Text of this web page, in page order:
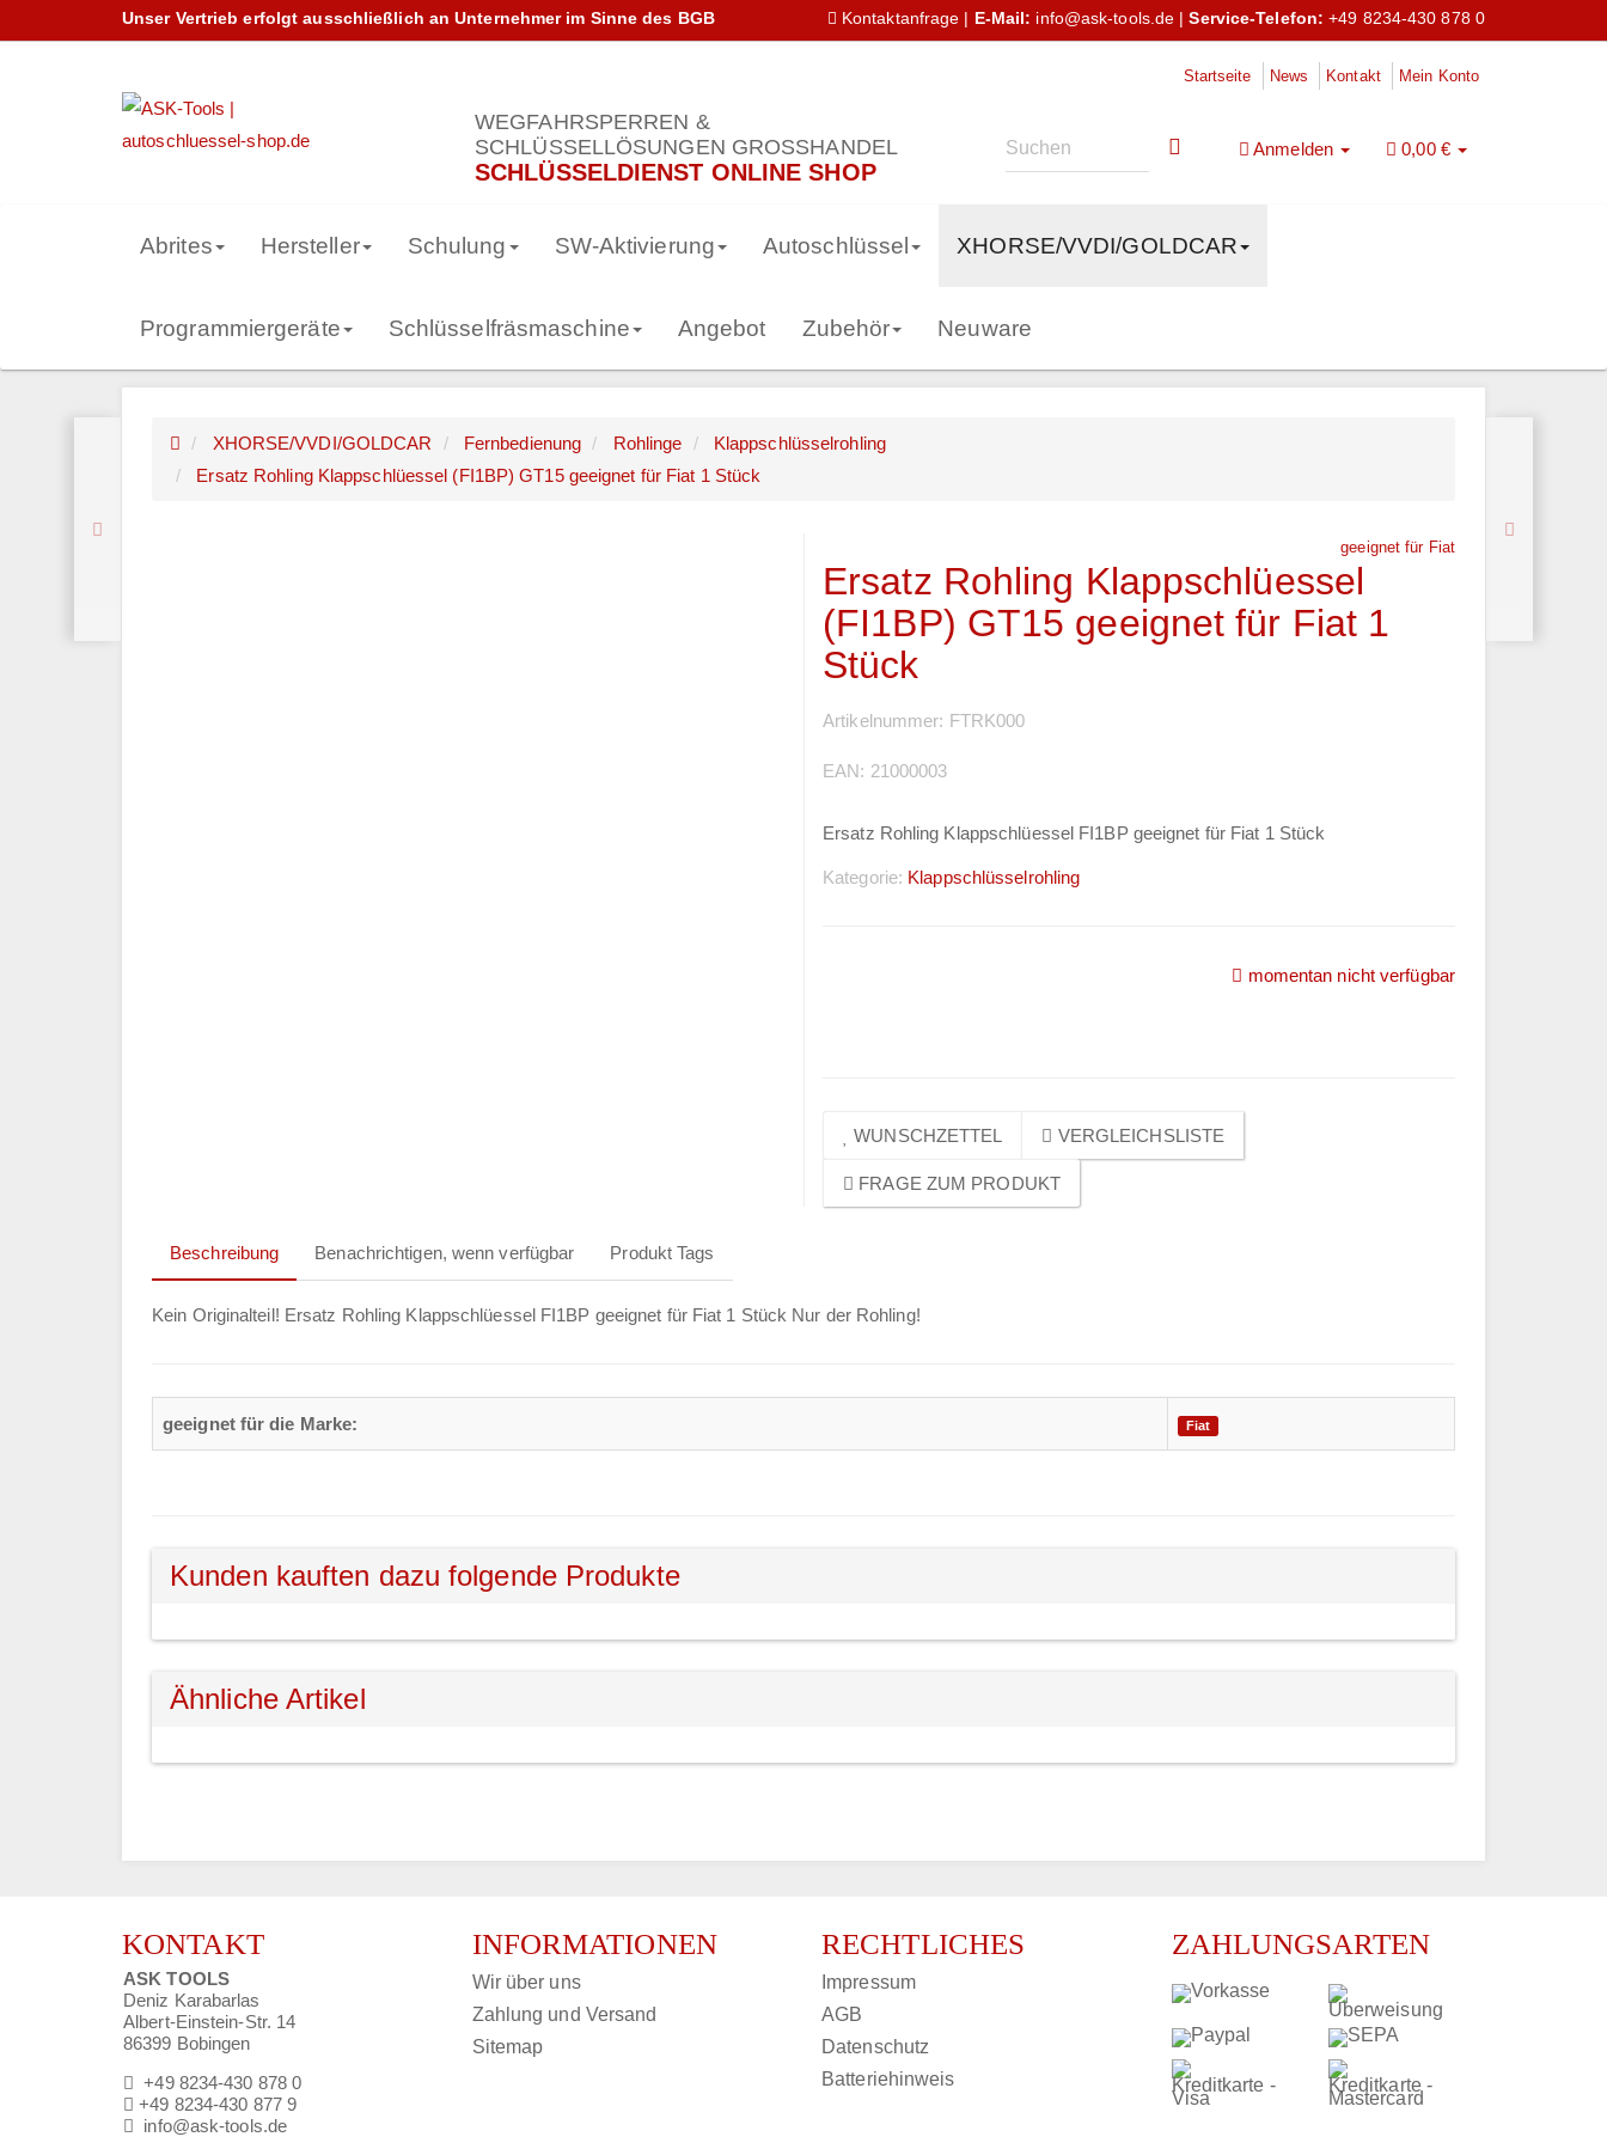
Unser Vertrieb erfolgt ausschließlich an Unternehmer im Sinne des BGB Kontaktanfrage E-Mail: info@ask-tools.de |Service-Telefon: +49 8234-430 878 0
Startseite News Kontakt Mein Konto
WEGFAHRSPERREN &
SCHLÜSSELLÖSUNGEN GROSSHANDEL
SCHLÜSSELDIENST ONLINE SHOP
Anmelden 0,00 €
Abrites Hersteller Schulung SW-Aktivierung Autoschlüssel XHORSE/VVDI/GOLDCAR
Programmiergeräte Schlüsselfräsmaschine Angebot Zubehör Neuware
XHORSE/VVDI/GOLDCAR Fernbedienung Rohlinge
Klappschlüsselrohling
Ersatz Rohling Klappschlüessel (FI1BP) GT15 geeignet für Fiat 1 Stück
geeignet für Fiat
Ersatz Rohling Klappschlüessel
(FI1BP) GT15 geeignet für Fiat 1
Stück
Artikelnummer: FTRK000
EAN: 21000003
Ersatz Rohling Klappschlüessel FI1BP geeignet für Fiat 1 Stück
Kategorie: Klappschlüsselrohling
momentan nicht verfügbar
WUNSCHZETTEL VERGLEICHSLISTE
FRAGE ZUM PRODUKT
Beschreibung Benachrichtigen, wenn verfügbar Produkt Tags
Kein Originalteil! Ersatz Rohling Klappschlüessel FI1BP geeignet für Fiat 1 Stück Nur der Rohling!
geeignet für die Marke: Fiat
Kunden kauften dazu folgende Produkte
Ähnliche Artikel
KONTAKT
ASK TOOLS
Deniz Karabarlas
Albert-Einstein-Str. 14
86399 Bobingen
+49 8234-430 878 0
+49 8234-430 877 9
info@ask-tools.de
INFORMATIONEN
Wir über uns
Zahlung und Versand
Sitemap
RECHTLICHES
Impressum
AGB
Datenschutz
Batteriehinweis
ZAHLUNGSARTEN